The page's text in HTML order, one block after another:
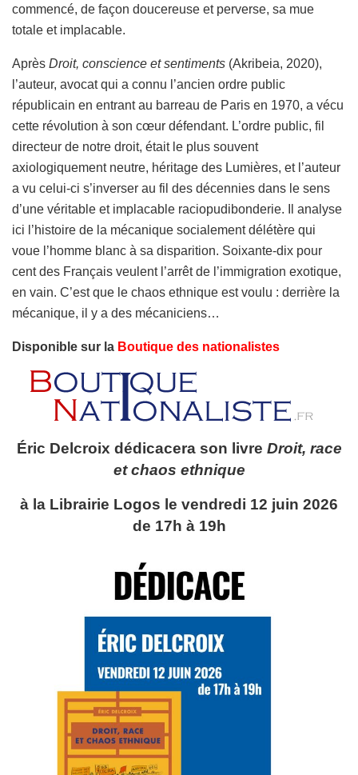
commencé, de façon doucereuse et perverse, sa mue
totale et implacable.
Après Droit, conscience et sentiments (Akribeia, 2020),
l’auteur, avocat qui a connu l’ancien ordre public
républicain en entrant au barreau de Paris en 1970, a vécu
cette révolution à son cœur défendant. L’ordre public, fil
directeur de notre droit, était le plus souvent
axiologiquement neutre, héritage des Lumières, et l’auteur
a vu celui-ci s’inverser au fil des décennies dans le sens
d’une véritable et implacable raciopudibonderie. Il analyse
ici l’histoire de la mécanique socialement délétère qui
voue l’homme blanc à sa disparition. Soixante-dix pour
cent des Français veulent l’arrêt de l’immigration exotique,
en vain. C’est que le chaos ethnique est voulu : derrière la
mécanique, il y a des mécaniciens…
Disponible sur la Boutique des nationalistes
Éric Delcroix dédicacera son livre Droit, race
et chaos ethnique
à la Librairie Logos le vendredi 12 juin 2026
de 17h à 19h